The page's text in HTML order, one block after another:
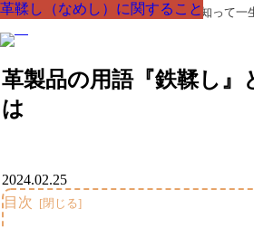
革製品の部品の呼び名・素材・技術を知って一
革製品の用語『鉄鞣し』
は
革鞣し（なめし）に関すること
2024.02.25
目次
革鞣し（なめし）に関すること
革鞣し（なめし）に関すること
革鞣し（なめし）に関すること
革鞣し（なめし）に関すること
革鞣し（なめし）に関すること
革鞣し（なめし）に関すること